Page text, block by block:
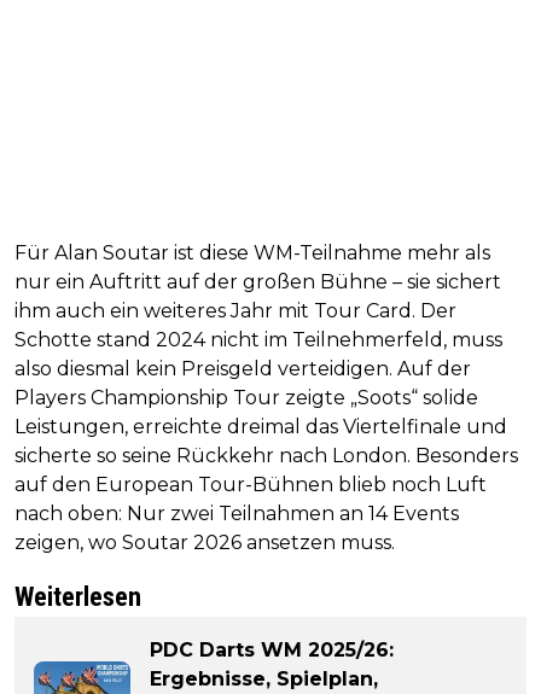
Für Alan Soutar ist diese WM-Teilnahme mehr als
nur ein Auftritt auf der großen Bühne – sie sichert
ihm auch ein weiteres Jahr mit Tour Card. Der
Schotte stand 2024 nicht im Teilnehmerfeld, muss
also diesmal kein Preisgeld verteidigen. Auf der
Players Championship Tour zeigte „Soots“ solide
Leistungen, erreichte dreimal das Viertelfinale und
sicherte so seine Rückkehr nach London. Besonders
auf den European Tour-Bühnen blieb noch Luft
nach oben: Nur zwei Teilnahmen an 14 Events
zeigen, wo Soutar 2026 ansetzen muss.
Weiterlesen
PDC Darts WM 2025/26:
Ergebnisse, Spielplan,